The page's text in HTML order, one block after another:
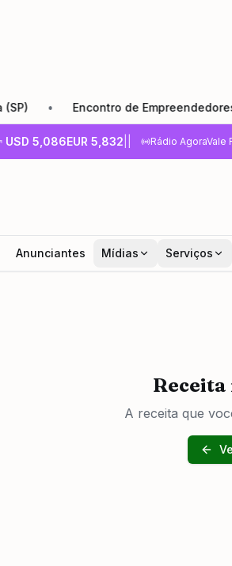
• Encontro de Empreendedores –
USD 5,086EUR 5,832 Rádio AgoraVale
Anunciantes Mídias Serviços
A receita que